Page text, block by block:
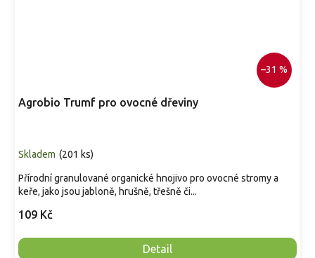
–31 %
Agrobio Trumf pro ovocné dřeviny
Skladem (201 ks)
109 Kč
Detail
Přírodní granulované organické hnojivo pro ovocné stromy a
keře, jako jsou jabloně, hrušně, třešně či...